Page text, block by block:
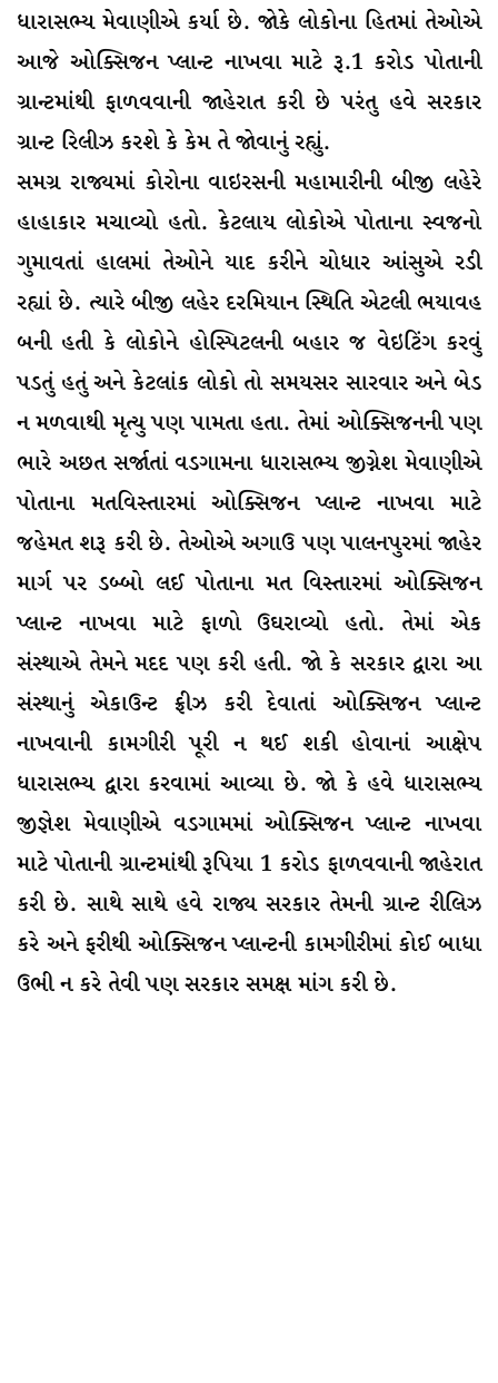
ધારાસભ્ય મેવાણીએ કર્યા છે. જોકે લોકોના હિતમાં તેઓએ
આજે ઓક્સિજન પ્લાન્ટ નાખવા માટે રૂ.1 કરોડ પોતાની
ગ્રાન્ટમાંથી ફાળવવાની જાહેરાત કરી છે પરંતુ હવે સરકાર
ગ્રાન્ટ રિલીઝ કરશે કે કેમ તે જોવાનું રહ્યું.
સમગ્ર રાજ્યમાં કોરોના વાઇરસની મહામારીની બીજી લહેરે
હાહાકાર મચાવ્યો હતો. કેટલાય લોકોએ પોતાના સ્વજનો
ગુમાવતાં હાલમાં તેઓને યાદ કરીને ચોધાર આંસુએ રડી
રહ્યાં છે. ત્યારે બીજી લહેર દરમિયાન સ્થિતિ એટલી ભયાવહ
બની હતી કે લોકોને હોસ્પિટલની બહાર જ વેઇટિંગ કરવું
પડતું હતું અને કેટલાંક લોકો તો સમયસર સારવાર અને બેડ
ન મળવાથી મૃત્યુ પણ પામતા હતા. તેમાં ઓક્સિજનની પણ
ભારે અછત સર્જાતાં વડગામના ધારાસભ્ય જીગ્નેશ મેવાણીએ
પોતાના મતવિસ્તારમાં ઓક્સિજન પ્લાન્ટ નાખવા માટે
જહેમત શરૂ કરી છે. તેઓએ અગાઉ પણ પાલનપુરમાં જાહેર
માર્ગ પર ડબ્બો લઈ પોતાના મત વિસ્તારમાં ઓક્સિજન
પ્લાન્ટ નાખવા માટે ફાળો ઉઘરાવ્યો હતો. તેમાં એક
સંસ્થાએ તેમને મદદ પણ કરી હતી. જો કે સરકાર દ્વારા આ
સંસ્થાનું એકાઉન્ટ ફ્રીઝ કરી દેવાતાં ઓક્સિજન પ્લાન્ટ
નાખવાની કામગીરી પૂરી ન થઈ શકી હોવાનાં આક્ષેપ
ધારાસભ્ય દ્વારા કરવામાં આવ્યા છે. જો કે હવે ધારાસભ્ય
જીજ્ઞેશ મેવાણીએ વડગામમાં ઓક્સિજન પ્લાન્ટ નાખવા
માટે પોતાની ગ્રાન્ટમાંથી રૂપિયા 1 કરોડ ફાળવવાની જાહેરાત
કરી છે. સાથે સાથે હવે રાજ્ય સરકાર તેમની ગ્રાન્ટ રીલિઝ
કરે અને ફરીથી ઓક્સિજન પ્લાન્ટની કામગીરીમાં કોઈ બાધા
ઉભી ન કરે તેવી પણ સરકાર સમક્ષ માંગ કરી છે.